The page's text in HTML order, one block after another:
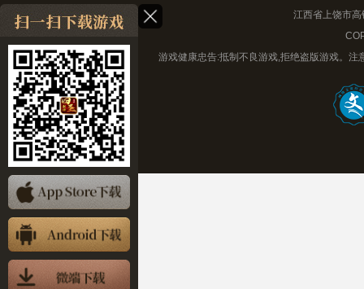
江西省上饶市
游戏健康忠告:抵制不良游戏,拒绝盗版游戏。